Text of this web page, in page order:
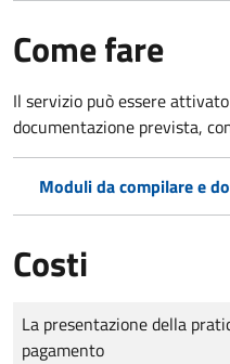
Come fare
Il servizio può essere
documentazione prevista,
Moduli da compilare e
Costi
Tipo di pagamento
Importo
La presentazione della
pagamento